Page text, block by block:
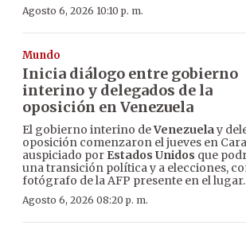
Agosto 6, 2026 10:10 p. m.
Mundo
Inicia diálogo entre gobierno
interino y delegados de la
oposición en Venezuela
El gobierno interino deVenezuelay
oposición comenzaron el jueves en
auspiciado por Estados Unidos que
una transición política y a elecciones,
fotógrafo de la AFP presente en el lugar.
Agosto 6, 2026 08:20 p. m.